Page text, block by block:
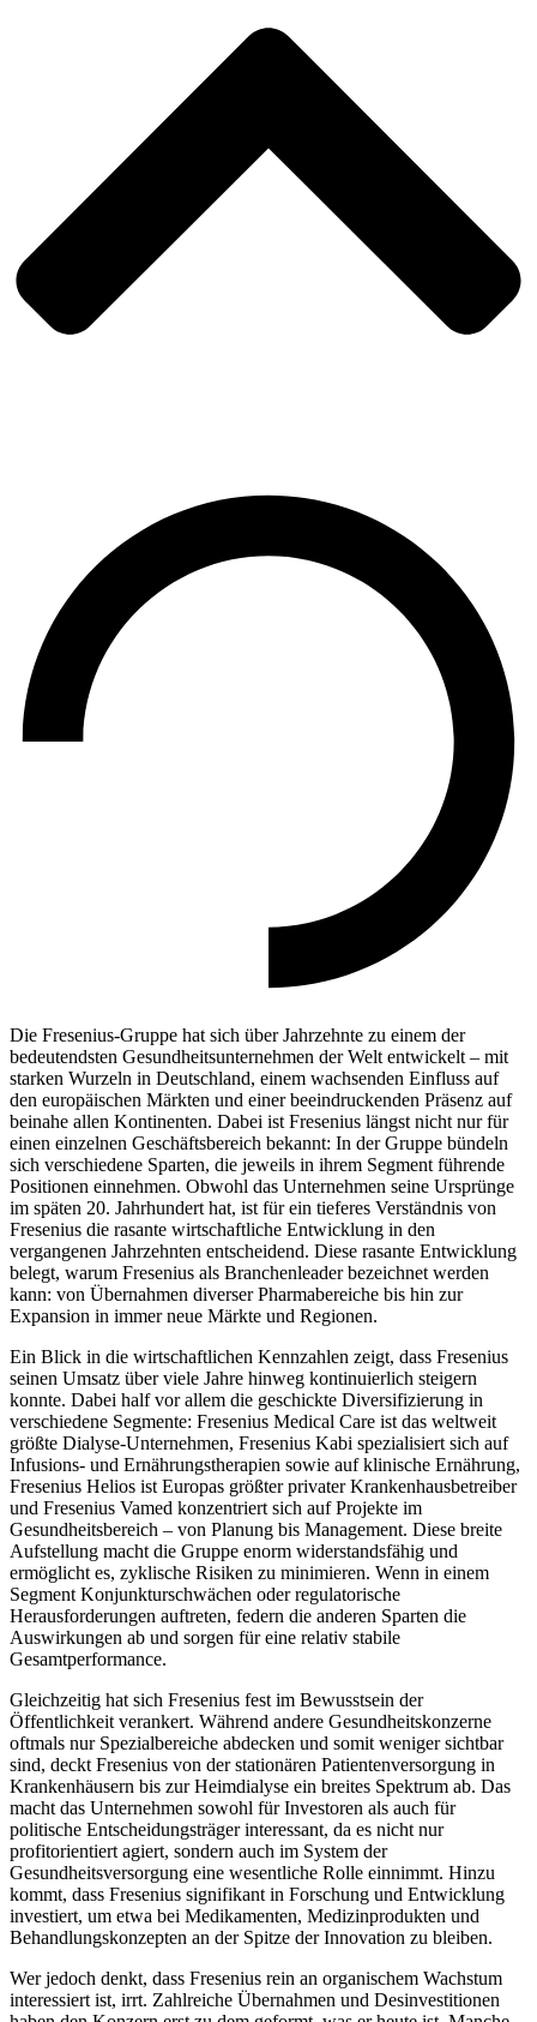
Die Fresenius-Gruppe hat sich über Jahrzehnte zu einem der
bedeutendsten Gesundheitsunternehmen der Welt entwickelt – mit
starken Wurzeln in Deutschland, einem wachsenden Einfluss auf
den europäischen Märkten und einer beeindruckenden Präsenz auf
beinahe allen Kontinenten. Dabei ist Fresenius längst nicht nur für
einen einzelnen Geschäftsbereich bekannt: In der Gruppe bündeln
sich verschiedene Sparten, die jeweils in ihrem Segment führende
Positionen einnehmen. Obwohl das Unternehmen seine Ursprünge
im späten 20. Jahrhundert hat, ist für ein tieferes Verständnis von
Fresenius die rasante wirtschaftliche Entwicklung in den
vergangenen Jahrzehnten entscheidend. Diese rasante Entwicklung
belegt, warum Fresenius als Branchenleader bezeichnet werden
kann: von Übernahmen diverser Pharmabereiche bis hin zur
Expansion in immer neue Märkte und Regionen.
Ein Blick in die wirtschaftlichen Kennzahlen zeigt, dass Fresenius
seinen Umsatz über viele Jahre hinweg kontinuierlich steigern
konnte. Dabei half vor allem die geschickte Diversifizierung in
verschiedene Segmente: Fresenius Medical Care ist das weltweit
größte Dialyse-Unternehmen, Fresenius Kabi spezialisiert sich auf
Infusions- und Ernährungstherapien sowie auf klinische Ernährung,
Fresenius Helios ist Europas größter privater Krankenhausbetreiber
und Fresenius Vamed konzentriert sich auf Projekte im
Gesundheitsbereich – von Planung bis Management. Diese breite
Aufstellung macht die Gruppe enorm widerstandsfähig und
ermöglicht es, zyklische Risiken zu minimieren. Wenn in einem
Segment Konjunkturschwächen oder regulatorische
Herausforderungen auftreten, federn die anderen Sparten die
Auswirkungen ab und sorgen für eine relativ stabile
Gesamtperformance.
Gleichzeitig hat sich Fresenius fest im Bewusstsein der
Öffentlichkeit verankert. Während andere Gesundheitskonzerne
oftmals nur Spezialbereiche abdecken und somit weniger sichtbar
sind, deckt Fresenius von der stationären Patientenversorgung in
Krankenhäusern bis zur Heimdialyse ein breites Spektrum ab. Das
macht das Unternehmen sowohl für Investoren als auch für
politische Entscheidungsträger interessant, da es nicht nur
profitorientiert agiert, sondern auch im System der
Gesundheitsversorgung eine wesentliche Rolle einnimmt. Hinzu
kommt, dass Fresenius signifikant in Forschung und Entwicklung
investiert, um etwa bei Medikamenten, Medizinprodukten und
Behandlungskonzepten an der Spitze der Innovation zu bleiben.
Wer jedoch denkt, dass Fresenius rein an organischem Wachstum
interessiert ist, irrt. Zahlreiche Übernahmen und Desinvestitionen